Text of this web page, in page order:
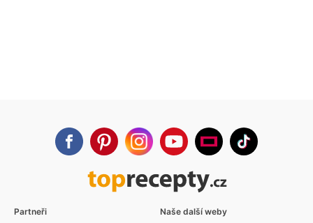
Partneři Naše další weby